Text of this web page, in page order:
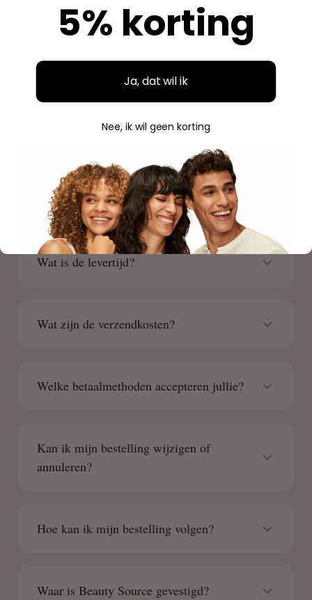
Savannah
Geverifieerde aankoop
VEELGESTELDE VRAGEN
Goed om teweten
Wat is de levertijd?
Wat zijn de verzendkosten?
Welke betaalmethoden accepteren jullie?
Kan ik mijn bestelling wijzigen of
annuleren?
Hoe kan ik mijn bestelling volgen?
Waar is Beauty Source gevestigd?
5% korting
Ja, dat wil ik
Nee, ik wil geen korting